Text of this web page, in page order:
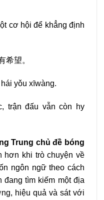
cơ hội để khẳng định
希望。
yǒu xīwàng.
trận đấu vẫn còn hy
Trung chủ đề bóng
hơn khi trò chuyện về
ngôn ngữ theo cách
đang tìm kiếm một địa
hiệu quả và sát với